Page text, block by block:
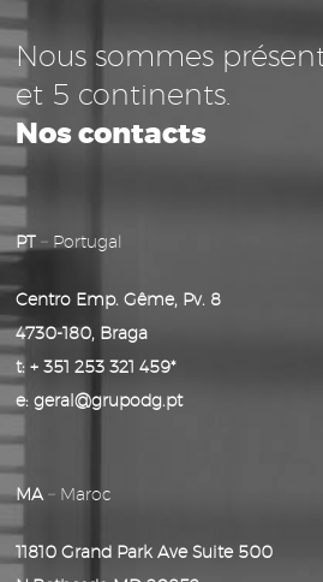
Nous sommes
et 5 continents.
Nos contacts
PT – Portugal
Centro Emp. Gême, Pv. 8
4730-180, Braga
t: + 351 253 321 459*
e: geral@grupodg.pt
MA – Maroc
11810 Grand Park Ave Suite 500